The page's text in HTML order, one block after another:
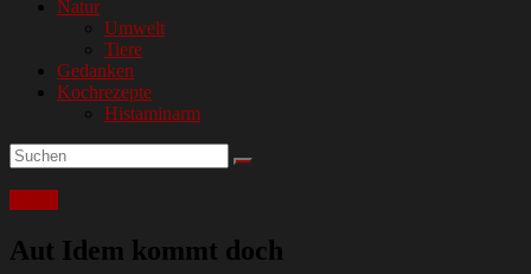
Natur
Umwelt
Tiere
Gedanken
Kochrezepte
Histaminarm
Aut Idem kommt doch